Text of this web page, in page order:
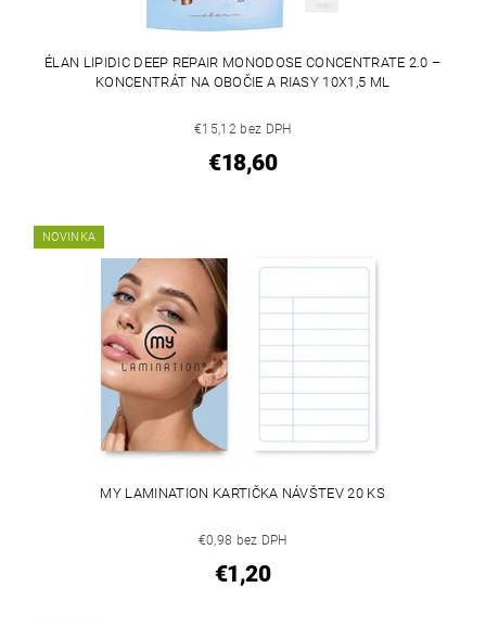
ÉLAN LIPIDIC DEEP REPAIR MONODOSE CONCENTRATE 2.0 –
KONCENTRÁT NA OBOČIE A RIASY 10X1,5 ML
€15,12 bez DPH
€18,60
NOVINKA
MY LAMINATION KARTIČKA NÁVŠTEV 20 KS
€0,98 bez DPH
€1,20